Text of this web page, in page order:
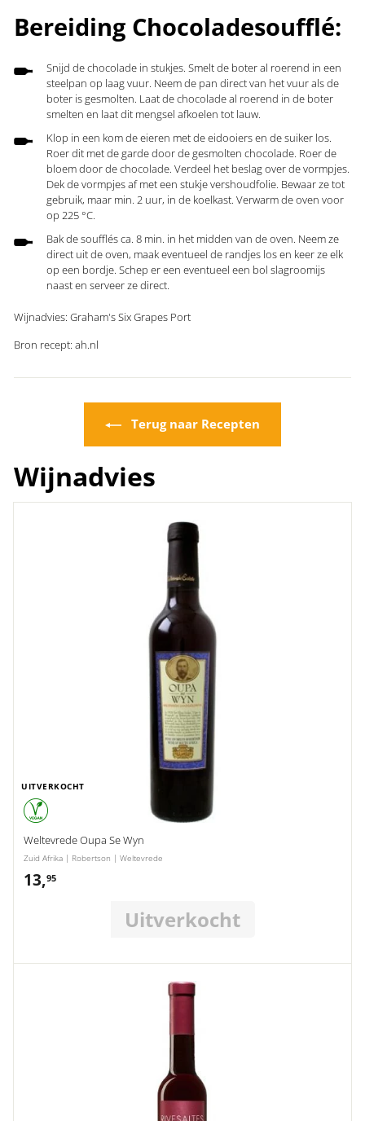
Bereiding Chocoladesoufflé:
Snijd de chocolade in stukjes. Smelt de boter al roerend in een
steelpan op laag vuur. Neem de pan direct van het vuur als de
boter is gesmolten. Laat de chocolade al roerend in de boter
smelten en laat dit mengsel afkoelen tot lauw.
Klop in een kom de eieren met de eidooiers en de suiker los.
Roer dit met de garde door de gesmolten chocolade. Roer de
bloem door de chocolade. Verdeel het beslag over de vormpjes.
Dek de vormpjes af met een stukje vershoudfolie. Bewaar ze tot
gebruik, maar min. 2 uur, in de koelkast. Verwarm de oven voor
op 225 °C.
Bak de soufflés ca. 8 min. in het midden van de oven. Neem ze
direct uit de oven, maak eventueel de randjes los en keer ze elk
op een bordje. Schep er een eventueel een bol slagroomijs
naast en serveer ze direct.
Wijnadvies: Graham's Six Grapes Port
Bron recept: ah.nl
Terug naar Recepten
Wijnadvies
UITVERKOCHT
Weltevrede Oupa Se Wyn
Zuid Afrika | Robertson | Weltevrede
13,95
Uitverkocht